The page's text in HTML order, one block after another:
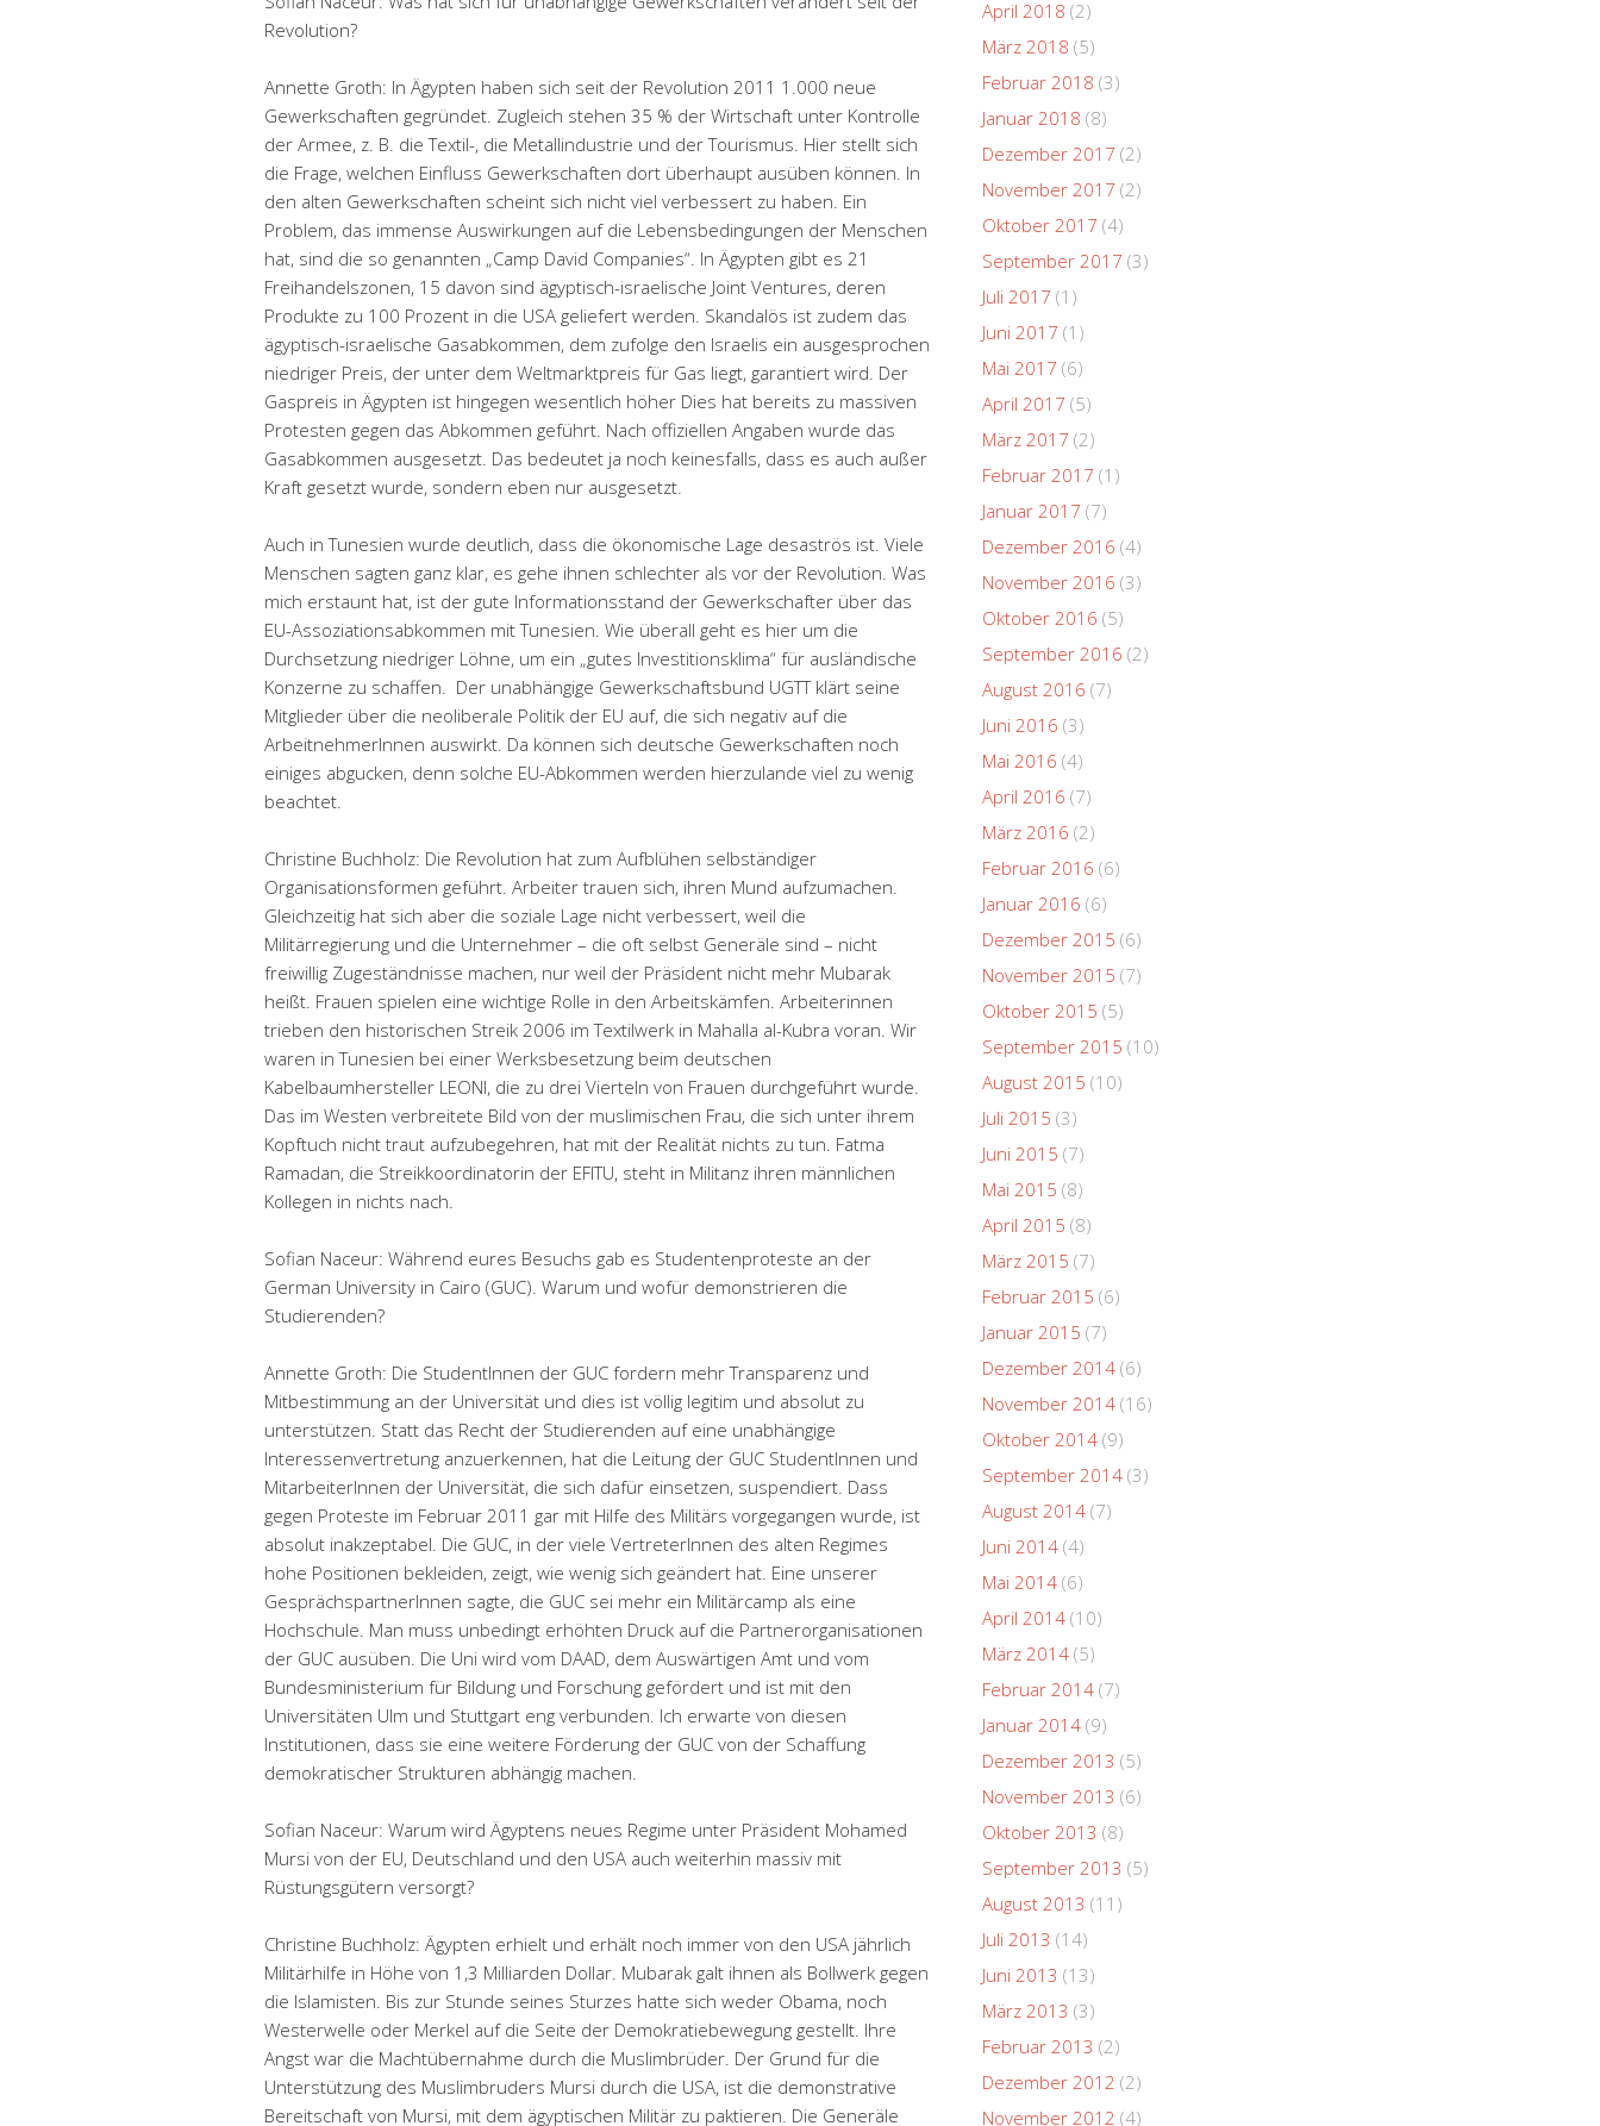
Revolution?
Annette Groth: In Ägypten haben sich seit der Revolution 2011 1.000 neue
Gewerkschaften gegründet. Zugleich stehen 35 % der Wirtschaft unter Kontrolle
der Armee, z. B. die Textil-, die Metallindustrie und der Tourismus. Hier stellt sich
die Frage, welchen Einfluss Gewerkschaften dort überhaupt ausüben können. In
den alten Gewerkschaften scheint sich nicht viel verbessert zu haben. Ein
Problem, das immense Auswirkungen auf die Lebensbedingungen der Menschen
hat, sind die so genannten „Camp David Companies“. In Ägypten gibt es 21
Freihandelszonen, 15 davon sind ägyptisch-israelische Joint Ventures, deren
Produkte zu 100 Prozent in die USA geliefert werden. Skandalös ist zudem das
ägyptisch-israelische Gasabkommen, dem zufolge den Israelis ein ausgesprochen
niedriger Preis, der unter dem Weltmarktpreis für Gas liegt, garantiert wird. Der
Gaspreis in Ägypten ist hingegen wesentlich höher Dies hat bereits zu massiven
Protesten gegen das Abkommen geführt. Nach offiziellen Angaben wurde das
Gasabkommen ausgesetzt. Das bedeutet ja noch keinesfalls, dass es auch außer
Kraft gesetzt wurde, sondern eben nur ausgesetzt.
Auch in Tunesien wurde deutlich, dass die ökonomische Lage desaströs ist. Viele
Menschen sagten ganz klar, es gehe ihnen schlechter als vor der Revolution. Was
mich erstaunt hat, ist der gute Informationsstand der Gewerkschafter über das
EU-Assoziationsabkommen mit Tunesien. Wie überall geht es hier um die
Durchsetzung niedriger Löhne, um ein „gutes Investitionsklima“ für ausländische
Konzerne zu schaffen. Der unabhängige Gewerkschaftsbund UGTT klärt seine
Mitglieder über die neoliberale Politik der EU auf, die sich negativ auf die
ArbeitnehmerInnen auswirkt. Da können sich deutsche Gewerkschaften noch
einiges abgucken, denn solche EU-Abkommen werden hierzulande viel zu wenig
beachtet.
Christine Buchholz: Die Revolution hat zum Aufblühen selbständiger
Organisationsformen geführt. Arbeiter trauen sich, ihren Mund aufzumachen.
Gleichzeitig hat sich aber die soziale Lage nicht verbessert, weil die
Militärregierung und die Unternehmer – die oft selbst Generäle sind – nicht
freiwillig Zugeständnisse machen, nur weil der Präsident nicht mehr Mubarak
heißt. Frauen spielen eine wichtige Rolle in den Arbeitskämfen. Arbeiterinnen
trieben den historischen Streik 2006 im Textilwerk in Mahalla al-Kubra voran. Wir
waren in Tunesien bei einer Werksbesetzung beim deutschen
Kabelbaumhersteller LEONI, die zu drei Vierteln von Frauen durchgeführt wurde.
Das im Westen verbreitete Bild von der muslimischen Frau, die sich unter ihrem
Kopftuch nicht traut aufzubegehren, hat mit der Realität nichts zu tun. Fatma
Ramadan, die Streikkoordinatorin der EFITU, steht in Militanz ihren männlichen
Kollegen in nichts nach.
Sofian Naceur: Während eures Besuchs gab es Studentenproteste an der
German University in Cairo (GUC). Warum und wofür demonstrieren die
Studierenden?
Annette Groth: Die StudentInnen der GUC fordern mehr Transparenz und
Mitbestimmung an der Universität und dies ist völlig legitim und absolut zu
unterstützen. Statt das Recht der Studierenden auf eine unabhängige
Interessenvertretung anzuerkennen, hat die Leitung der GUC StudentInnen und
MitarbeiterInnen der Universität, die sich dafür einsetzen, suspendiert. Dass
gegen Proteste im Februar 2011 gar mit Hilfe des Militärs vorgegangen wurde, ist
absolut inakzeptabel. Die GUC, in der viele VertreterInnen des alten Regimes
hohe Positionen bekleiden, zeigt, wie wenig sich geändert hat. Eine unserer
GesprächspartnerInnen sagte, die GUC sei mehr ein Militärcamp als eine
Hochschule. Man muss unbedingt erhöhten Druck auf die Partnerorganisationen
der GUC ausüben. Die Uni wird vom DAAD, dem Auswärtigen Amt und vom
Bundesministerium für Bildung und Forschung gefördert und ist mit den
Universitäten Ulm und Stuttgart eng verbunden. Ich erwarte von diesen
Institutionen, dass sie eine weitere Förderung der GUC von der Schaffung
demokratischer Strukturen abhängig machen.
Sofian Naceur: Warum wird Ägyptens neues Regime unter Präsident Mohamed
Mursi von der EU, Deutschland und den USA auch weiterhin massiv mit
Rüstungsgütern versorgt?
Christine Buchholz: Ägypten erhielt und erhält noch immer von den USA jährlich
Militärhilfe in Höhe von 1,3 Milliarden Dollar. Mubarak galt ihnen als Bollwerk gegen
die Islamisten. Bis zur Stunde seines Sturzes hatte sich weder Obama, noch
Westerwelle oder Merkel auf die Seite der Demokratiebewegung gestellt. Ihre
Angst war die Machtübernahme durch die Muslimbrüder. Der Grund für die
Unterstützung des Muslimbruders Mursi durch die USA, ist die demonstrative
Bereitschaft von Mursi, mit dem ägyptischen Militär zu paktieren. Die Generäle
April 2018 (2)
März 2018 (5)
Februar 2018 (3)
Januar 2018 (8)
Dezember 2017 (2)
November 2017 (2)
Oktober 2017 (4)
September 2017 (3)
Juli 2017 (1)
Juni 2017 (1)
Mai 2017 (6)
April 2017 (5)
März 2017 (2)
Februar 2017 (1)
Januar 2017 (7)
Dezember 2016 (4)
November 2016 (3)
Oktober 2016 (5)
September 2016 (2)
August 2016 (7)
Juni 2016 (3)
Mai 2016 (4)
April 2016 (7)
März 2016 (2)
Februar 2016 (6)
Januar 2016 (6)
Dezember 2015 (6)
November 2015 (7)
Oktober 2015 (5)
September 2015 (10)
August 2015 (10)
Juli 2015 (3)
Juni 2015 (7)
Mai 2015 (8)
April 2015 (8)
März 2015 (7)
Februar 2015 (6)
Januar 2015 (7)
Dezember 2014 (6)
November 2014 (16)
Oktober 2014 (9)
September 2014 (3)
August 2014 (7)
Juni 2014 (4)
Mai 2014 (6)
April 2014 (10)
März 2014 (5)
Februar 2014 (7)
Januar 2014 (9)
Dezember 2013 (5)
November 2013 (6)
Oktober 2013 (8)
September 2013 (5)
August 2013 (11)
Juli 2013 (14)
Juni 2013 (13)
März 2013 (3)
Februar 2013 (2)
Dezember 2012 (2)
November 2012 (4)